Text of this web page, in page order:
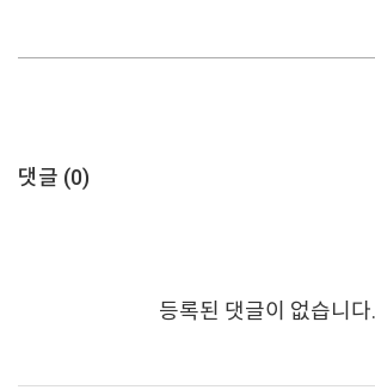
댓글 (0)
등록된 댓글이 없습니다.